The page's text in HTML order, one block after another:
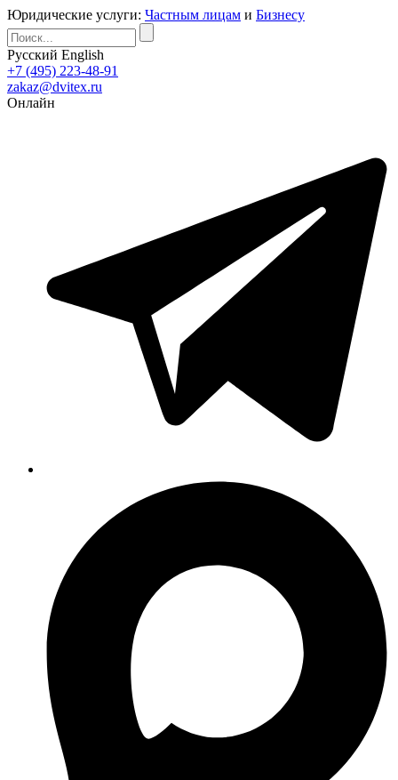
Юридические услуги: Частным лицам и Бизнесу
Русский English
+7 (495) 223-48-91
zakaz@dvitex.ru
Онлайн